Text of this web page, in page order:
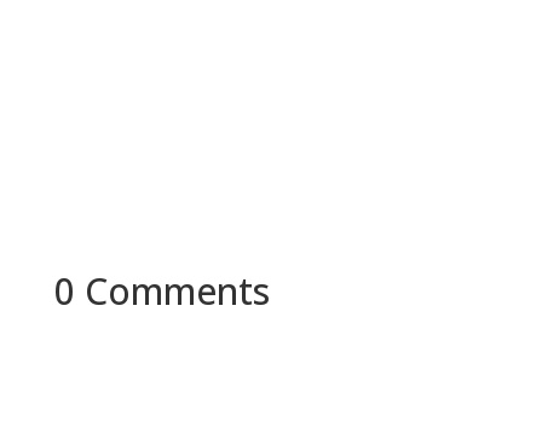
0 Comments